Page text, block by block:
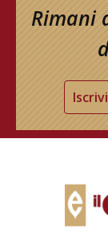
Rimani